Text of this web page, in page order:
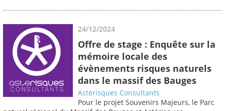
24/12/2024
Offre de stage : Enquête sur la
mémoire locale des
évènements risques naturels
dans le massif des Bauges
Astérisques Consultants
Pour le projet Souvenirs Majeurs, le Parc